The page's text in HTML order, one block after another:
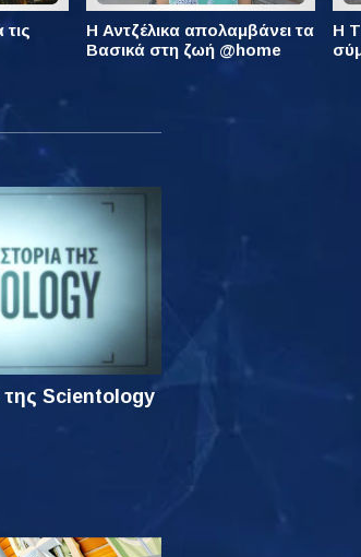
Η Αντζέλικα απολαμβάνει τα
Βασικά στη ζωή @home
Η
της Scientology